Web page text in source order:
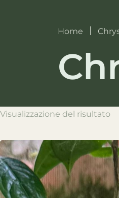
Home
Visualizzazione del risultato